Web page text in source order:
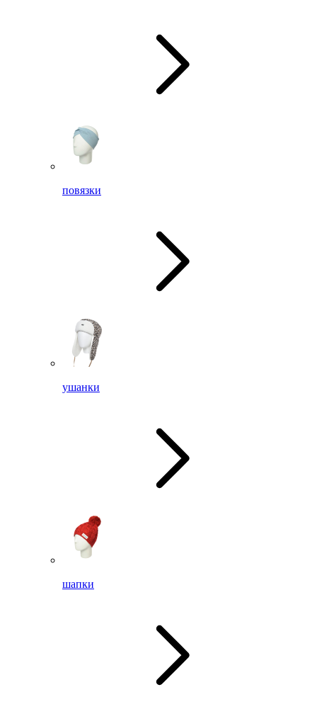
повязки
ушанки
шапки